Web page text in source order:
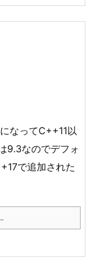
なってC++11以
9.3なのでデフォ
で追加された